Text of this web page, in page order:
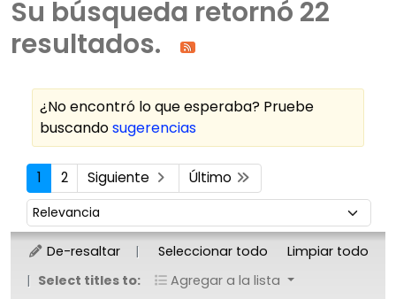
Su búsqueda retornó 22
resultados.
¿No encontró lo que esperaba? Pruebe
buscandosugerencias
Ordenar
1 2 Siguiente Último
Ordenar por:
De-resaltar Seleccionar todo
Limpiar todo
Select titles to:
Agregar a la lista